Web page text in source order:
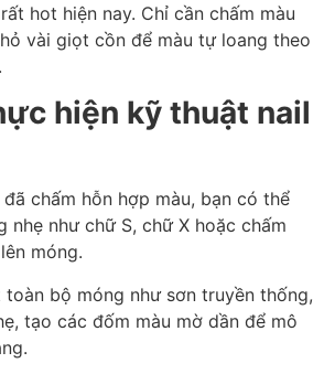
hot hiện nay. Chỉ cần chấm màu
vài giọt cồn để màu tự loang theo
hiện kỹ thuật nail
chấm hỗn hợp màu, bạn có thể
nhẹ như chữ S, chữ X hoặc chấm
móng.
toàn bộ móng như sơn truyền thống,
tạo các đốm màu mờ dần để mô